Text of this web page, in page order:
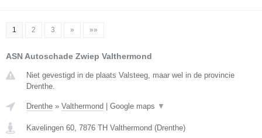
1 2 3 » »»
ASN Autoschade Zwiep Valthermond
Niet gevestigd in de plaats Valsteeg, maar wel in de provincie
Drenthe.
Drenthe » Valthermond Google maps ▼
Kavelingen 60, 7876 TH Valthermond (Drenthe)